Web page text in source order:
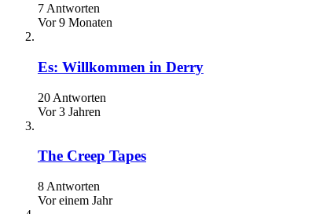
7 Antworten
Vor 9 Monaten
Es: Willkommen in Derry
20 Antworten
Vor 3 Jahren
The Creep Tapes
8 Antworten
Vor einem Jahr